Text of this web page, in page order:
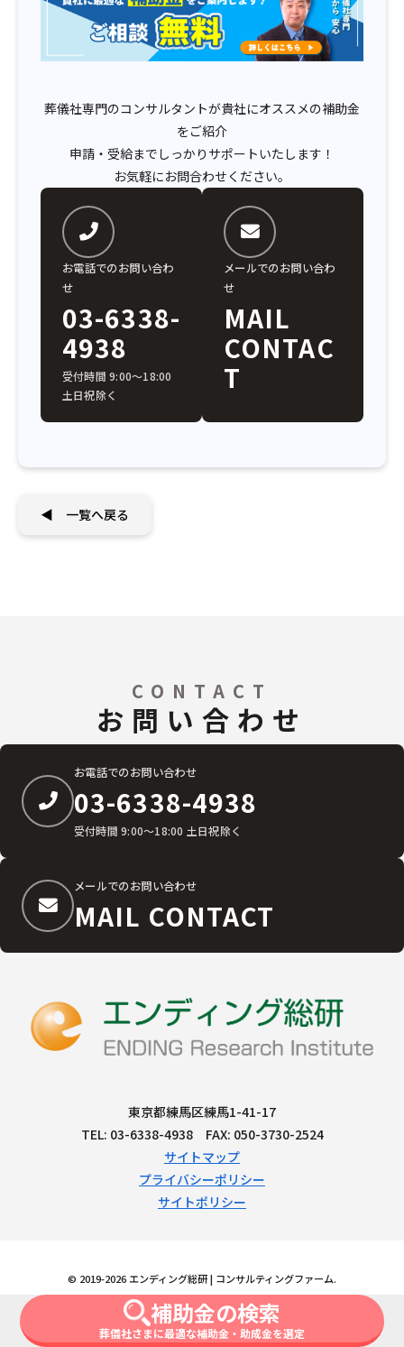
葬儀社専門のコンサルタントが貴社にオススメの補助金
をご紹介
申請・受給までしっかりサポートいたします！
お気軽にお問合わせください。
お電話でのお問い合わ
せ
03-6338-
4938
受付時間 9:00〜18:00
土日祝除く
メールでのお問い合わ
せ
MAIL
CONTAC
T
◀ 一覧へ戻る
CONTACT
お問い合わせ
お電話でのお問い合わせ
03-6338-4938
受付時間 9:00〜18:00 土日祝除く
メールでのお問い合わせ
MAIL CONTACT
東京都練馬区練馬1-41-17
TEL: 03-6338-4938 FAX: 050-3730-2524
サイトマップ
プライバシーポリシー
サイトポリシー
© 2019-2026 エンディング総研 | コンサルティングファーム.
補助金の検索
葬儀社さまに最適な補助金・助成金を選定